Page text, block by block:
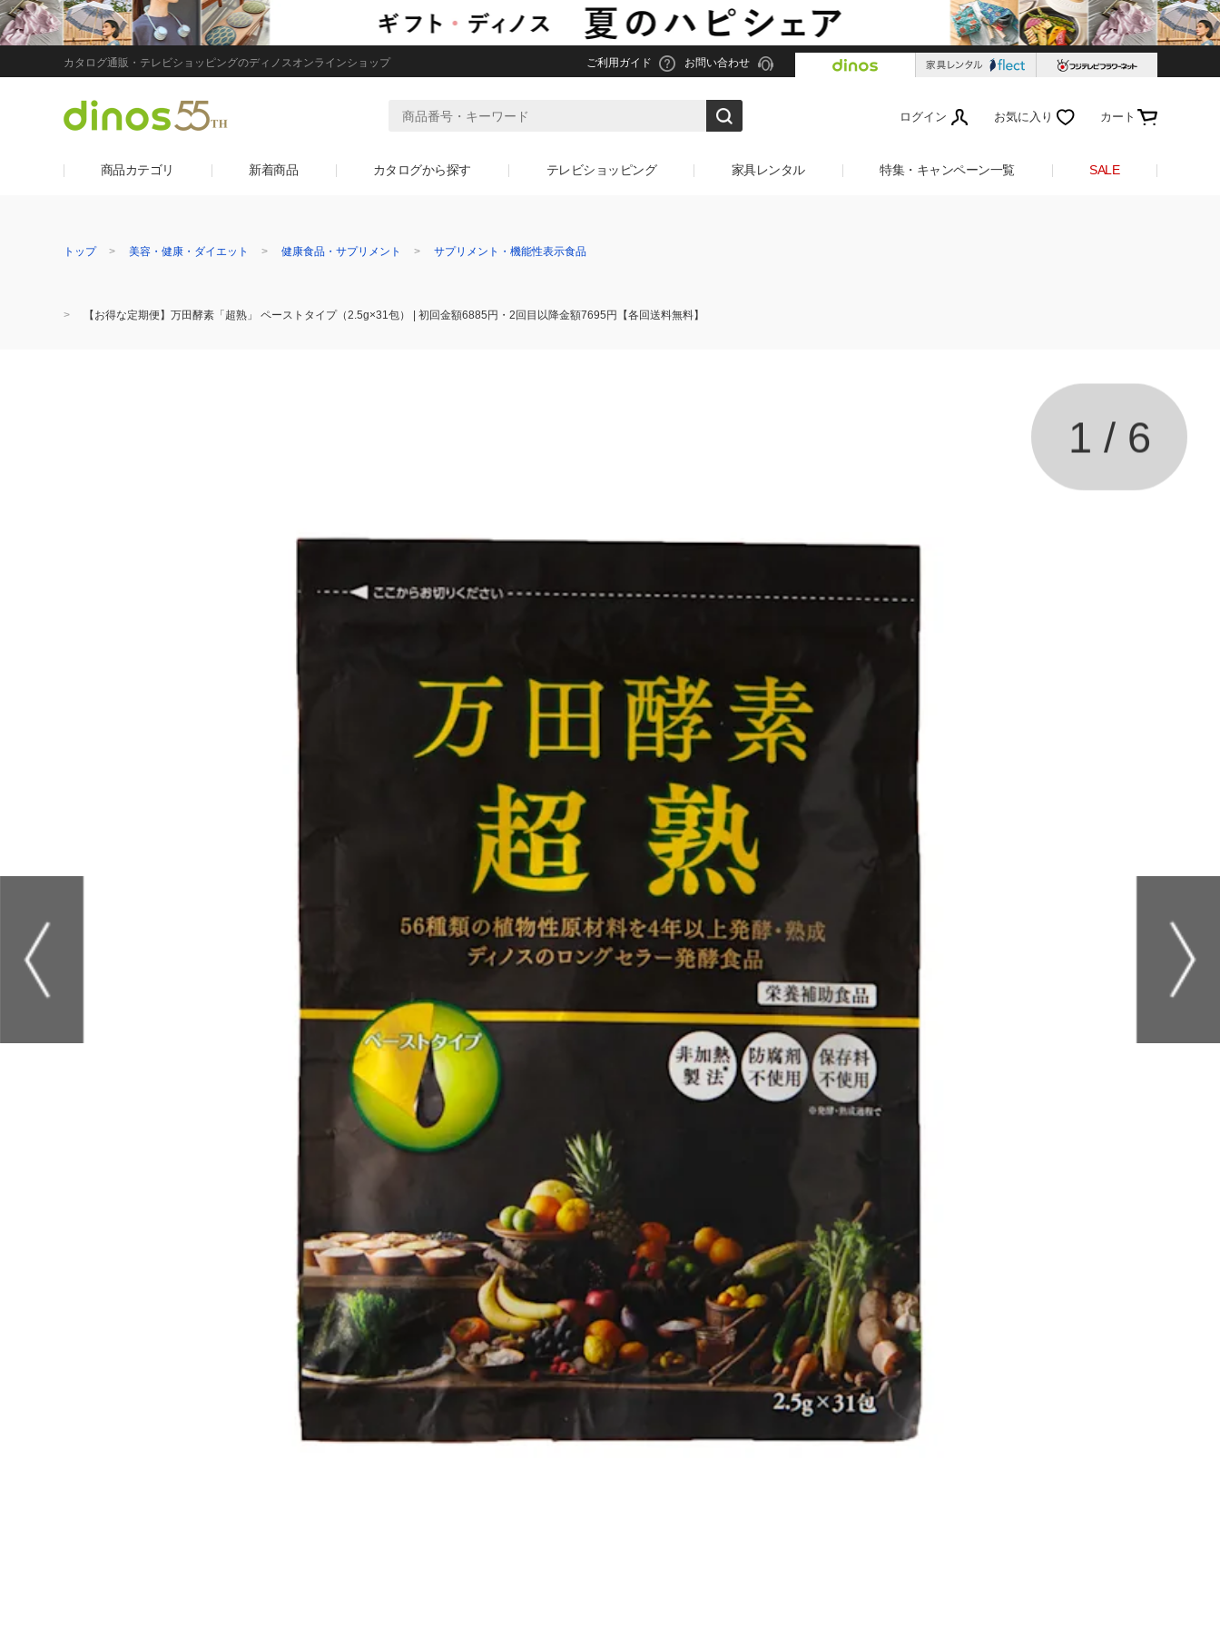
カタログ通販・テレビショッピングのディノスオンラインショップ ご利用ガイド お問い合わせ
ログイン お気に入り カート
商品カテゴリ 新着商品 カタログから探す テレビショッピング 家具レンタル 特集・キャンペーン一覧 SALE
トップ 美容・健康・ダイエット 健康食品・サプリメント サプリメント・機能性表示食品
【お得な定期便】万田酵素「超熟」 ペーストタイプ（2.5g×31包） | 初回金額6885円・2回目以降金額7695円【各回送料無料】
1 / 6